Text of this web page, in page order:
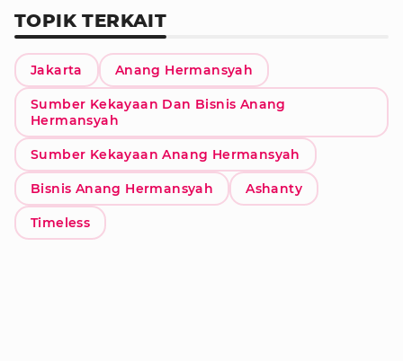
TOPIK TERKAIT
Jakarta Anang Hermansyah
Sumber Kekayaan Dan Bisnis Anang
Hermansyah
Sumber Kekayaan Anang Hermansyah
Bisnis Anang Hermansyah Ashanty
Timeless